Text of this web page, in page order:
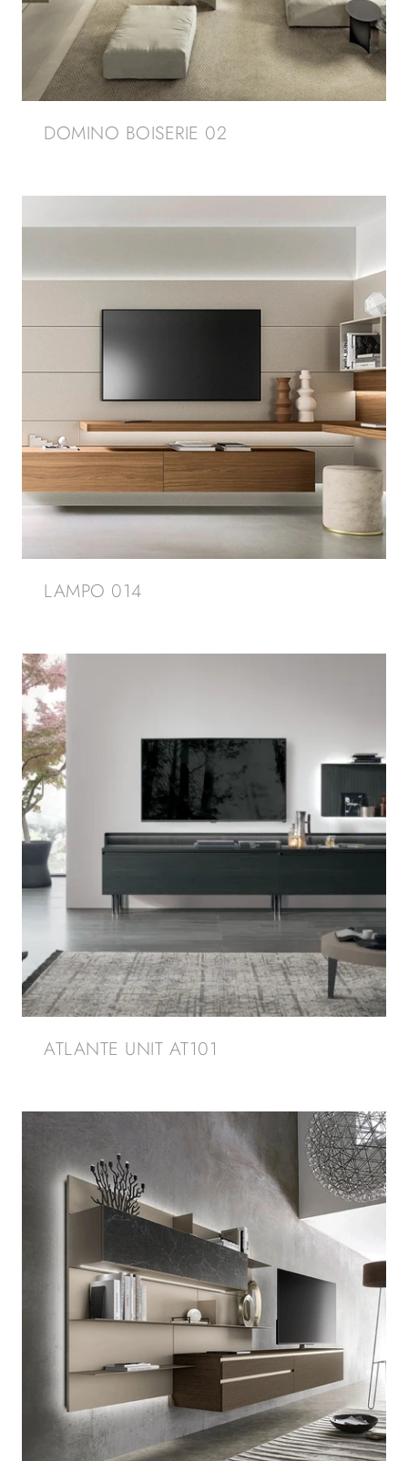
DOMINO BOISERIE 02
LAMPO 014
ATLANTE UNIT AT101